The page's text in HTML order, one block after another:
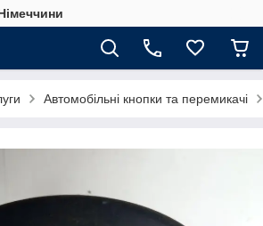
Автомобільні кнопки та перемикачі